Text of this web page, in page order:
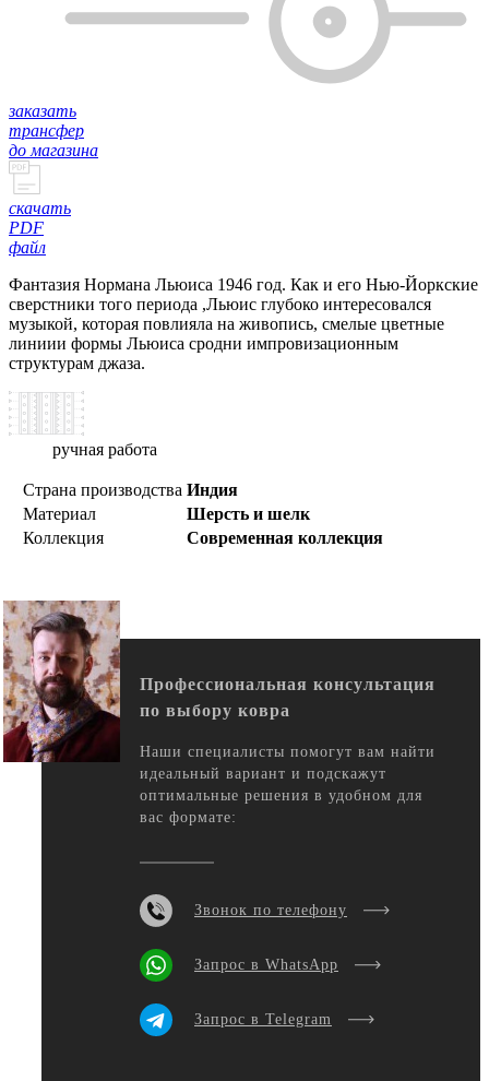
заказать
трансфер
до магазина
скачать
PDF
файл
Фантазия Нормана Льюиса 1946 год. Как и его Нью-Йоркские
сверстники того периода ,Льюис глубоко интересовался
музыкой, которая повлияла на живопись, смелые цветные
линиии формы Льюиса сродни импровизационным
структурам джаза.
ручная работа
Страна производства Индия
Материал
Шерсть и шелк
Коллекция
Современная коллекция
Профессиональная консультация
по выбору ковра
Наши специалисты помогут вам найти
идеальный вариант и подскажут
оптимальные решения в удобном для
вас формате:
Звонок по телефону
Запрос в WhatsApp
Запрос в Telegram